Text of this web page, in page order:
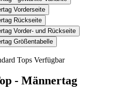
Tops Verfügbar
- Männertag